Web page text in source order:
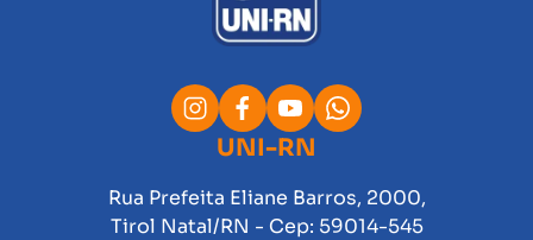
UNI-RN
Rua Prefeita Eliane Barros, 2000,
Tirol Natal/RN - Cep: 59014-545